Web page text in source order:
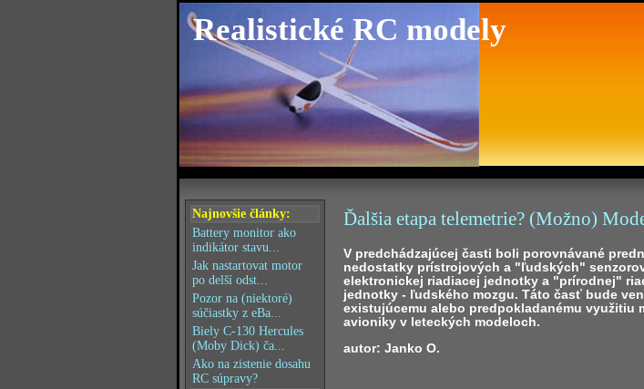
Realistické RC modely
Najnovšie články:
Battery monitor ako
indikátor stavu...
Jak nastartovat motor
po delší odst...
Pozor na (niektoré)
súčiastky z eBa...
Biely C-130 Hercules
(Moby Dick) ča...
Ako na zistenie dosahu
RC súpravy?
Ďalšia etapa telemetrie? (Možno)
V predchádzajúcej časti boli porovnávané
nedostatky prístrojových a "ľudských"
elektronickej riadiacej jednotky a "prírodnej"
jednotky - ľudského mozgu. Táto časť bude
existujúcemu alebo predpokladanému využitiu
avioniky v leteckých modeloch.
autor: Janko O.